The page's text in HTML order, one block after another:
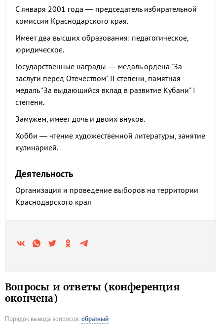
С января 2001 года — председатель избирательной
комиссии Краснодарского края.
Имеет два высших образования: педагогическое,
юридическое.
Государственные награды — медаль ордена "За
заслуги перед Отечеством" II степени, памятная
медаль "За выдающийся вклад в развитие Кубани" I
степени.
Замужем, имеет дочь и двоих внуков.
Хобби — чтение художественной литературы, занятие
кулинарией.
Деятельность
Организация и проведение выборов на территории
Краснодарского края
Вопросы и ответы (конференция
окончена)
Порядок вывода вопросов:обратный